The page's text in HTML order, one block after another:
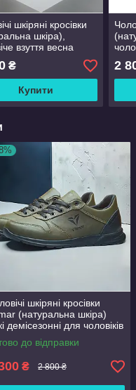
шкіряні кросівки
шкіра),
взуття весна
розмір 40 41 42 43
₴
Купити
44
2
шкіряні кросівки
(натуральна шкіра)
демісезонні для чоловіків
осінь, розмір 39 40
42 43 44 45 46
до відправки
₴ 2 800 ₴